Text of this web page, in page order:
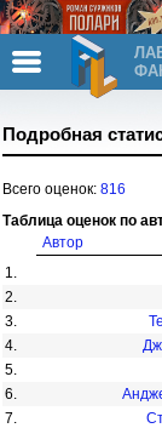
Подробная
Всего оценок: 816
Таблица оценок по
Автор
1.
2.
3.
4.
5.
6.
7.